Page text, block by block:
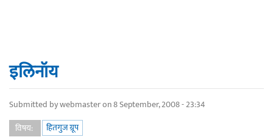
इलिनॉय
Submitted bywebmasteron 8 September, 2008 - 23:34
विषय:
हितगुज ग्रूप